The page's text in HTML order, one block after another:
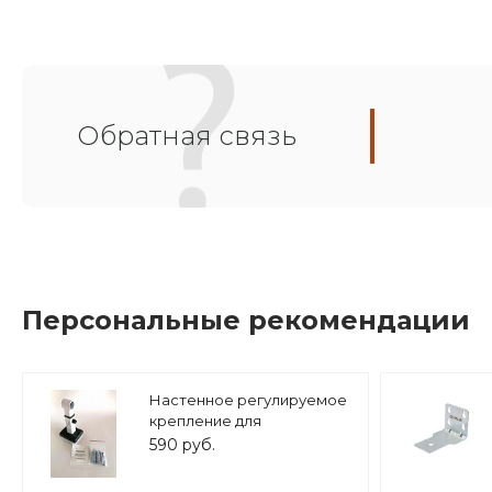
Обратная связь
Персональные рекомендации
Настенное регулируемое
крепление для
расширительного бака (8-
590 руб.